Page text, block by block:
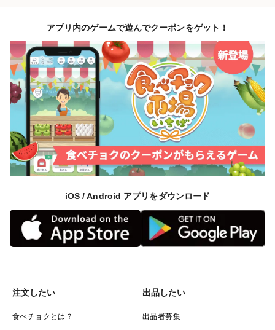
アプリ内のゲームで遊んでクーポンをゲット！
iOS / Android アプリをダウンロード
注文したい
食べチョクとは？
出品したい
出品者募集